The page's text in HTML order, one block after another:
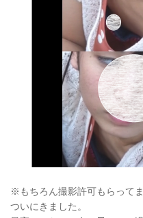
※もちろん撮影許可もらってま
ついにきました。